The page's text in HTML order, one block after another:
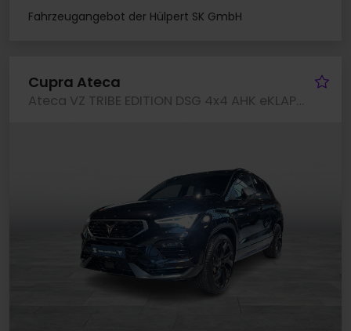
Fahrzeugangebot der Hülpert SK GmbH
Cupra Ateca
Ateca VZ TRIBE EDITION DSG 4x4 AHK eKLAPPE LM20